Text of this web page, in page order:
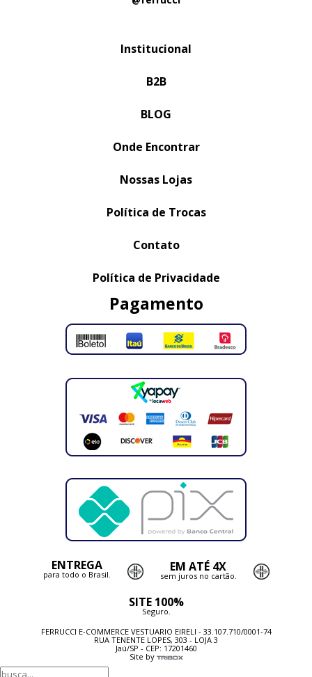
Institucional
B2B
BLOG
Onde Encontrar
Nossas Lojas
Política de Trocas
Contato
Política de Privacidade
Pagamento
ENTREGA
para todo o Brasil. EM ATÉ 4X
sem juros no cartão.
SITE 100%
Seguro.
FERRUCCI E-COMMERCE VESTUARIO EIRELI - 33.107.710/0001-74
RUA TENENTE LOPES, 303 - LOJA 3
Jaú/SP - CEP: 17201460
Site by